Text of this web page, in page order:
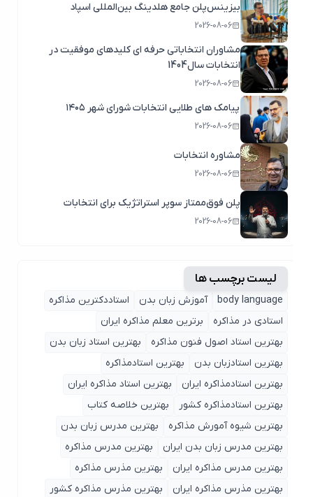
بیزینس‌پلن جامع هلدینگ بین‌المللی اسپاد
2026-08-06
مشاوران انتخاباتی حرفه ای کلیدهای موفقیت در
انتخابات سال1404
2026-08-06
پیامک های طلایی انتخابات شورای شهر ۱۴۰۵
2026-08-06
مشاوره انتخابات
2026-08-06
پلن فوق‌ممتاز سوپر استراتژیک برای انتخابات
2026-08-06
لیست برچسب ها
body language آموزش زبان بدن
استاددکترین مذاکره
استادی در مذاکره
برترین معلم مذاکره ایران
بهترین استاد اصول ‌فنون مذاکره
بهترین استاد زبان بدن
بهترین استادزبان بدن
بهترین استادمذاکره
بهترین استادمذاکره ایران
بهترین استاد مذاکره ایران
بهترین استادمذاکره کشور
بهترین خلاصه کتاب
بهترین شیوه آمورش مذاکره
بهترین مدرس زبان بدن
بهترین مدرس زبان بدن ایران
بهترین مدرس مذاکره
بهترین مدرس مذاکره ایران
بهترین مذرس مذاکره
بهترین مذرس مذاکره ایران
بهترین مذرس مذاکره کشور